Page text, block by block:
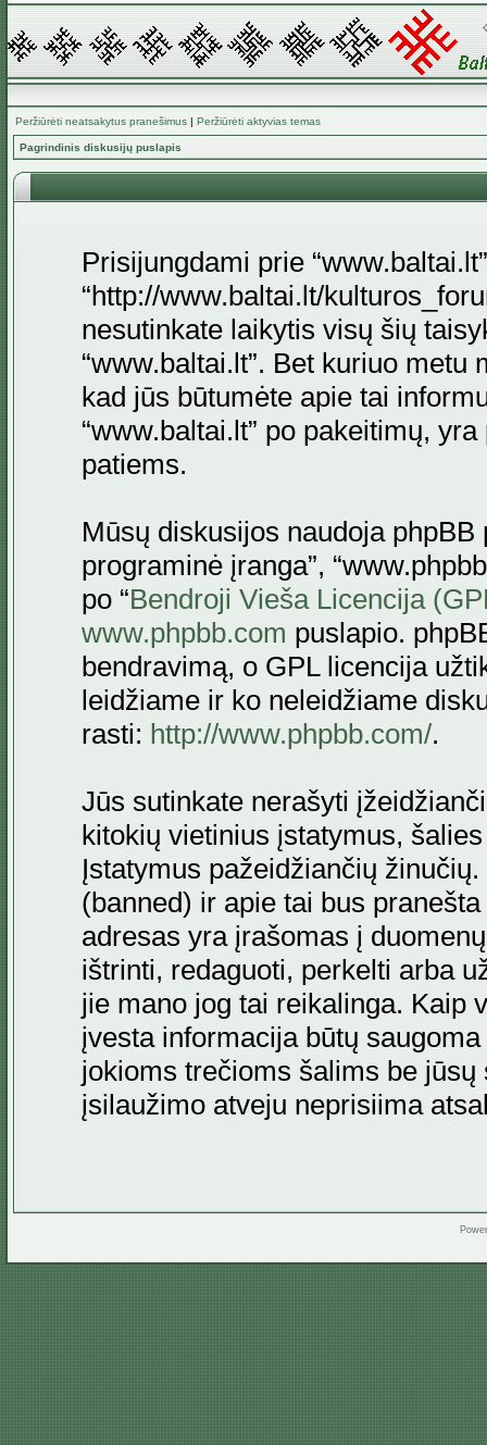
Peržiūrėti neatsakytus pranešimus | Peržiūrėti aktyvias temas
Pagrindinis diskusijų puslapis
Prisijungdami prie
“http://www.baltai.lt/
nesutinkate laikytis visų šių
“www.baltai.lt”. Bet kuriuo
kad jūs būtumėte apie tai
“www.baltai.lt” po pakeitimų,
patiems.
Mūsų diskusijos naudoja phpBB
programinė įranga”,
po “Bendroji Vieša Licencija
www.phpbb.com puslapio.
bendravimą, o GPL licencija
leidžiame ir ko neleidžiame
rasti: http://www.phpbb.com/.
Jūs sutinkate nerašyti
kitokių vietinius įstatymus,
Įstatymus pažeidžiančių
(banned) ir apie tai bus
adresas yra įrašomas į
ištrinti, redaguoti, perkelti arba
jie mano jog tai reikalinga. Kaip
įvesta informacija būtų
jokioms trečioms šalims be jūsų
įsilaužimo atveju neprisiima